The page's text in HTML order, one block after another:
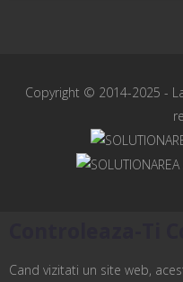
Copyright © 2014-2025 -
Cand vizitati un site web,